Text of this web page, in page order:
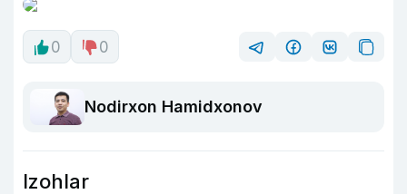
0 0
Nodirxon Hamidxonov
Izohlar